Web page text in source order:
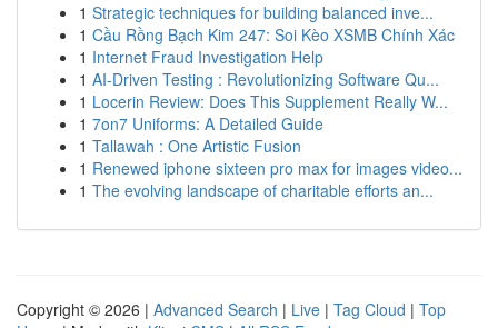
1 Strategic techniques for building balanced inve...
1 Cầu Rồng Bạch Kim 247: Soi Kèo XSMB Chính Xác
1 Internet Fraud Investigation Help
1 AI-Driven Testing : Revolutionizing Software Qu...
1 Locerin Review: Does This Supplement Really W...
1 7on7 Uniforms: A Detailed Guide
1 Tallawah : One Artistic Fusion
1 Renewed iphone sixteen pro max for images video...
1 The evolving landscape of charitable efforts an...
Copyright © 2026 | Advanced Search | Live | Tag Cloud | Top